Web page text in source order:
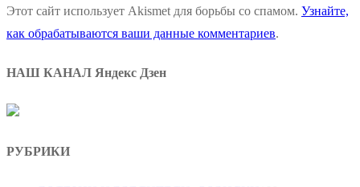
Этот сайт использует Akismet для борьбы со спамом. Узнайте,
как обрабатываются ваши данные комментариев.
НАШ КАНАЛ Яндекс Дзен
РУБРИКИ